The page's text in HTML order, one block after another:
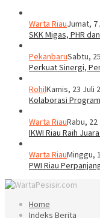
Warta RiauJumat, 7
SKK Migas, PHR
PekanbaruSabtu,
Perkuat Sinergi,
RohilKamis, 23 Juli
Kolaborasi
Warta RiauRabu, 22
IKWI Riau Raih
Warta RiauMinggu,
PWI Riau
Home
Indeks Berita